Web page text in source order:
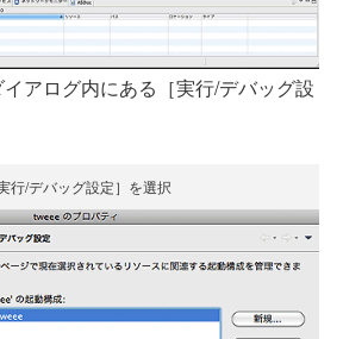
アログ内にある［実行/デバッグ設
実行/デバッグ設定］を選択